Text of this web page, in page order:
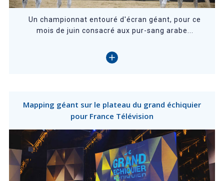
Un championnat entouré d'écran géant, pour ce
mois de juin consacré aux pur-sang arabe...
Mapping géant sur le plateau du grand échiquier
pour France Télévision